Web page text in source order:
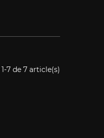
7 de 7 article(s)